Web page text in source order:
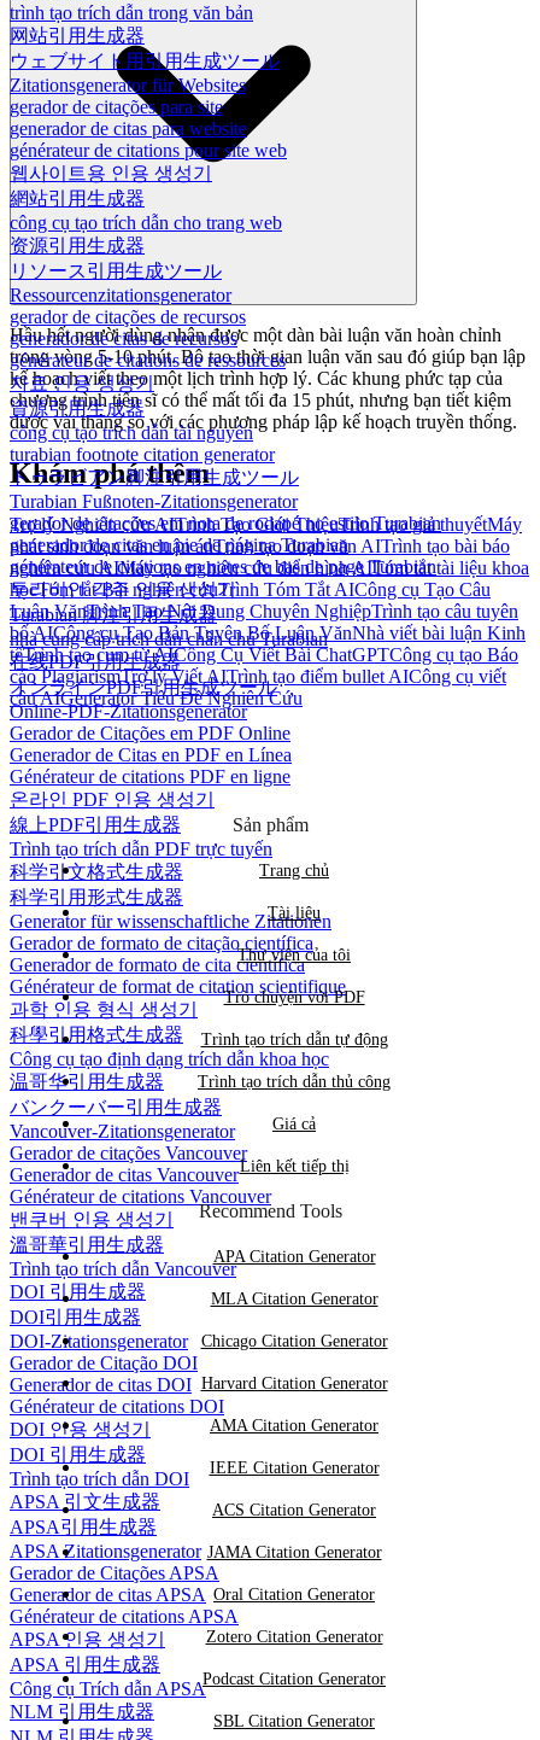
trình tạo trích dẫn trong văn bản
网站引用生成器
ウェブサイト用引用生成ツール
Zitationsgenerator für Websites
gerador de citações para site
generador de citas para website
générateur de citations pour site web
웹사이트용 인용 생성기
網站引用生成器
công cụ tạo trích dẫn cho trang web
资源引用生成器
リソース引用生成ツール
Ressourcenzitationsgenerator
gerador de citações de recursos
generador de citas de recursos
générateur de citations de ressources
자료 인용 생성기
資源引用生成器
công cụ tạo trích dẫn tài nguyên
turabian footnote citation generator
トゥラビアン脚注引用生成ツール
Turabian Fußnoten-Zitationsgenerator
gerador de citações em nota de rodapé no estilo Turabian
generador de citas en pie de página Turabian
générateur de citations en notes de bas de page Turabian
투라비안 각주 인용 생성기
Turabian 脚注引用生成器
nhà cung cấp trích dẫn chân chú Turabian
在线PDF引用生成器
オンラインPDF引用生成ツール
Online-PDF-Zitationsgenerator
Gerador de Citações em PDF Online
Generador de Citas en PDF en Línea
Générateur de citations PDF en ligne
온라인 PDF 인용 생성기
線上PDF引用生成器
Trình tạo trích dẫn PDF trực tuyến
科学引文格式生成器
科学引用形式生成器
Generator für wissenschaftliche Zitationen
Gerador de formato de citação científica
Generador de formato de cita científica
Générateur de format de citation scientifique
과학 인용 형식 생성기
科學引用格式生成器
Công cụ tạo định dạng trích dẫn khoa học
温哥华引用生成器
バンクーバー引用生成器
Vancouver-Zitationsgenerator
Gerador de citações Vancouver
Generador de citas Vancouver
Générateur de citations Vancouver
밴쿠버 인용 생성기
溫哥華引用生成器
Trình tạo trích dẫn Vancouver
DOI 引用生成器
DOI引用生成器
DOI-Zitationsgenerator
Gerador de Citação DOI
Generador de citas DOI
Générateur de citations DOI
DOI 인용 생성기
DOI 引用生成器
Trình tạo trích dẫn DOI
APSA 引文生成器
APSA引用生成器
APSA Zitationsgenerator
Gerador de Citações APSA
Generador de citas APSA
Générateur de citations APSA
APSA 인용 생성기
APSA 引用生成器
Công cụ Trích dẫn APSA
NLM 引用生成器
Hầu hết người dùng nhận được một dàn bài luận văn hoàn chỉnh
trong vòng 5-10 phút. Bộ tạo thời gian luận văn sau đó giúp bạn lập
kế hoạch viết theo một lịch trình hợp lý. Các khung phức tạp của
chương trình tiến sĩ có thể mất tối đa 15 phút, nhưng bạn tiết kiệm
được vài tháng so với các phương pháp lập kế hoạch truyền thống.
Khám phá thêm
Trợ lý Nghiên cứu AITrình Tạo Giới ThiệuTrình tạo giả thuyếtMáy
phát sinh đoạn văn luận ánTrình tạo đoạn văn AITrình tạo bài báo
nghiên cứu AIMáy tạo nghiên cứu điển hình AITóm tắt tài liệu khoa
họcTóm tắt Bài nghiên cứuTrình Tóm Tắt AICông cụ Tạo Câu
Luận VănTrình Tạo Nội Dung Chuyên NghiệpTrình tạo câu tuyên
bố AICông cụ Tạo Bản Tuyên Bố Luận VănNhà viết bài luận Kinh
tếTrình tạo cụm từ AICông Cụ Viết Bài ChatGPTCông cụ tạo Báo
cáo PlagiarismTrợ lý Viết AITrình tạo điểm bullet AICông cụ viết
câu AIGenerator Tiêu Đề Nghiên Cứu
Sản phẩm
Trang chủ
Tài liệu
Thư viện của tôi
Trò chuyện với PDF
Trình tạo trích dẫn tự động
Trình tạo trích dẫn thủ công
Giá cả
Liên kết tiếp thị
Recommend Tools
APA Citation Generator
MLA Citation Generator
Chicago Citation Generator
Harvard Citation Generator
AMA Citation Generator
IEEE Citation Generator
ACS Citation Generator
JAMA Citation Generator
Oral Citation Generator
Zotero Citation Generator
Podcast Citation Generator
SBL Citation Generator